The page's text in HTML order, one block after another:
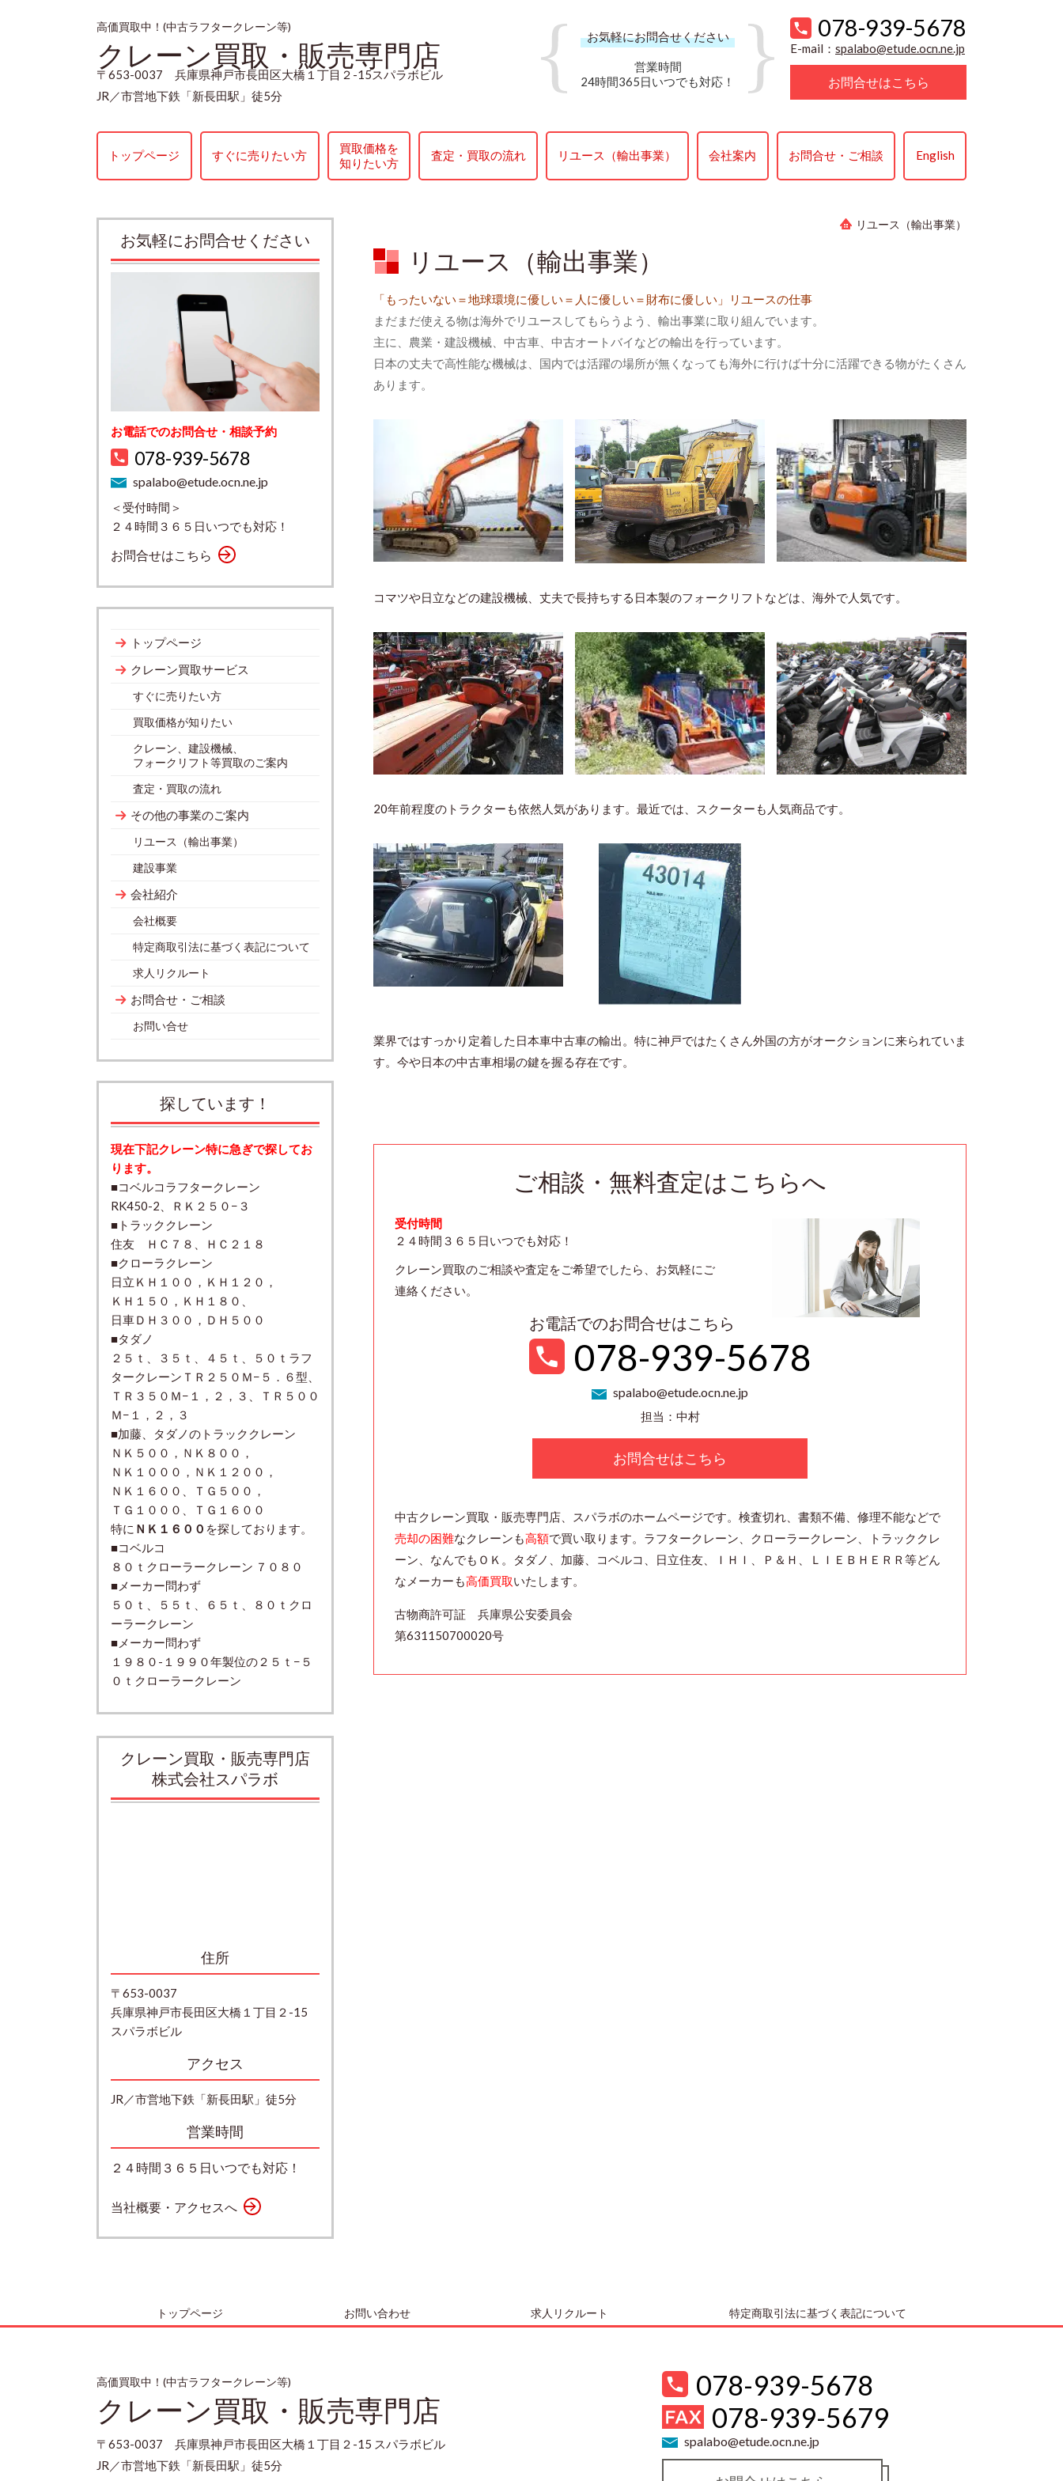
高価買取中！(中古ラフタークレーン等)
クレーン買取・販売専門店
〒653-0037 兵庫県神戸市長田区大橋１丁目２-15スパラボビル
JR／市営地下鉄「新長田駅」徒5分
お気軽にお問合せください
営業時間
24時間365日いつでも対応！
078-939-5678
E-mail： spalabo@etude.ocn.ne.jp
お問合せはこちら
トップページ すぐに売りたい方
買取価格を
知りたい方
査定・買取の流れ リユース（輸出事業） 会社案内 お問合せ・ご相談 English
リユース（輸出事業）
リユース（輸出事業）
「もったいない＝地球環境に優しい＝人に優しい＝財布に優しい」リユースの仕事
まだまだ使える物は海外でリユースしてもらうよう、輸出事業に取り組んでいます。
主に、農業・建設機械、中古車、中古オートバイなどの輸出を行っています。
日本の丈夫で高性能な機械は、国内では活躍の場所が無くなっても海外に行けば十分に活躍できる物がたくさん
あります。
コマツや日立などの建設機械、丈夫で長持ちする日本製のフォークリフトなどは、海外で人気です。
20年前程度のトラクターも依然人気があります。最近では、スクーターも人気商品です。
業界ではすっかり定着した日本車中古車の輸出。特に神戸ではたくさん外国の方がオークションに来られていま
す。今や日本の中古車相場の鍵を握る存在です。
ご相談・無料査定はこちらへ
受付時間
２４時間３６５日いつでも対応！
クレーン買取のご相談や査定をご希望でしたら、お気軽にご
連絡ください。
お電話でのお問合せはこちら
078-939-5678
spalabo@etude.ocn.ne.jp
担当：中村
お問合せはこちら
中古クレーン買取・販売専門店、スパラボのホームページです。検査切れ、書類不備、修理不能などで
売却の困難なクレーンも高額で買い取ります。ラフタークレーン、クローラークレーン、トラッククレ
ーン、なんでもＯＫ。タダノ、加藤、コベルコ、日立住友、ＩＨＩ、Ｐ＆Ｈ、ＬＩＥＢＨＥＲＲ等どん
なメーカーも高価買取いたします。
古物商許可証 兵庫県公安委員会
第631150700020号
お気軽にお問合せください
お電話でのお問合せ・相談予約
078-939-5678
spalabo@etude.ocn.ne.jp
＜受付時間＞
２４時間３６５日いつでも対応！
お問合せはこちら
トップページ
クレーン買取サービス
すぐに売りたい方
買取価格が知りたい
クレーン、建設機械、
フォークリフト等買取のご案内
査定・買取の流れ
その他の事業のご案内
リユース（輸出事業）
建設事業
会社紹介
会社概要
特定商取引法に基づく表記について
求人リクルート
お問合せ・ご相談
お問い合せ
探しています！
現在下記クレーン特に急ぎで探してお
ります。
■コベルコラフタークレーン
RK450-2、ＲＫ２５０−３
■トラッククレーン
住友 ＨＣ７８、ＨＣ２１８
■クローラクレーン
日立ＫＨ１００，ＫＨ１２０，
ＫＨ１５０，ＫＨ１８０、
日車ＤＨ３００，ＤＨ５００
■タダノ
２５ｔ、３５ｔ、４５ｔ、５０ｔラフ
タークレーンＴＲ２５０Ｍ−５．６型、
ＴＲ３５０Ｍ−１，２，３、ＴＲ５００
Ｍ−１，２，３
■加藤、タダノのトラッククレーン
ＮＫ５００，ＮＫ８００，
ＮＫ１０００，ＮＫ１２００，
ＮＫ１６００、ＴＧ５００，
ＴＧ１０００、ＴＧ１６００
特に ＮＫ１６００ を探しております。
■コベルコ
８０ｔクローラークレーン ７０８０
■メーカー問わず
５０ｔ、５５ｔ、６５ｔ、８０ｔクロ
ーラークレーン
■メーカー問わず
１９８０-１９９０年製位の２５ｔ−５
０ｔクローラークレーン
クレーン買取・販売専門店
株式会社スパラボ
住所
〒653-0037
兵庫県神戸市長田区大橋１丁目２-15
スパラボビル
アクセス
JR／市営地下鉄「新長田駅」徒5分
営業時間
２４時間３６５日いつでも対応！
当社概要・アクセスへ
トップページ お問い合わせ 求人リクルート 特定商取引法に基づく表記について
高価買取中！(中古ラフタークレーン等)
クレーン買取・販売専門店
〒653-0037 兵庫県神戸市長田区大橋１丁目２-15 スパラボビル
JR／市営地下鉄「新長田駅」徒5分
078-939-5678
078-939-5679
spalabo@etude.ocn.ne.jp